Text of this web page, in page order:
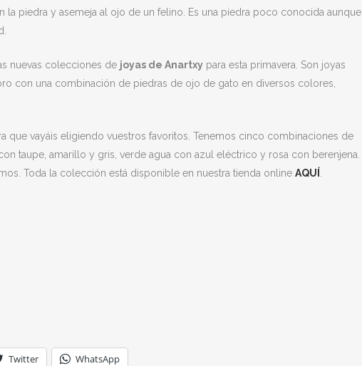
piedra y asemeja al ojo de un felino. Es una piedra poco conocida aunque
nuevas colecciones de joyas de Anartxy para esta primavera. Son joyas
con una combinación de piedras de ojo de gato en diversos colores,
que vayáis eligiendo vuestros favoritos. Tenemos cinco combinaciones de
taupe, amarillo y gris, verde agua con azul eléctrico y rosa con berenjena.
Toda la colección está disponible en nuestra tienda online AQUÍ
Twitter WhatsApp